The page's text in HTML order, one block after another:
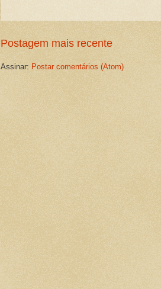
Postagem mais recente
Assinar: Postar comentários (Atom)